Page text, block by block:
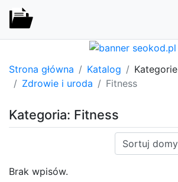
Strona główna Katalog
Kategorie
Zdrowie i uroda
Fitness
Kategoria: Fitness
Sortuj:
Brak wpisów.